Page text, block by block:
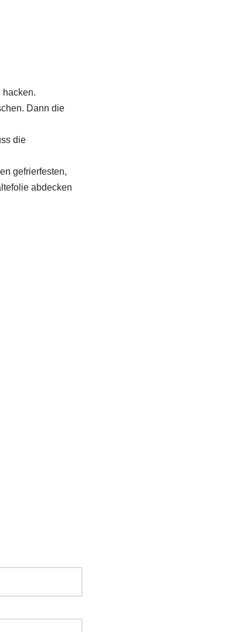
hacken.
Dann die
die
gefrierfesten,
abdecken